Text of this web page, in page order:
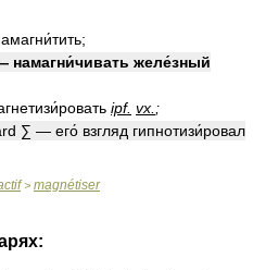
намагни́чивать желе́зный
ipf. vx. ;
∑ — его́ взгляд гипнотизи́ровал
> magnétiser